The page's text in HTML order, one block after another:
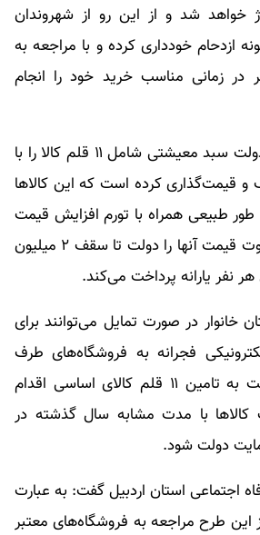
خواهد شد و از این رو از شهروندان
ازدحام خودداری کرده و با مراجعه به
در زمانی مناسب خرید خود را انجام
رحیم‌زاده عنوان کرد: دولت سبد معیشتی شامل ۱۱ قلم کالا را با
قیمت‌گذاری کرده است که این کالاها
طبیعی همراه با تورم افزایش قیمت
داشتند و از این رو تفاوت قیمت آنها را دولت تا سقف ۲ میلیون
خانوار در صورت تمایل می‌توانند برای
فجرانه به فروشگاه‌های طرف
قرارداد مراجعه و نسبت به تامین ۱۱ قلم کالای اساسی اقدام
با مدت مشابه سال گذشته در
دولت شود.
اجتماعی استان اردبیل گفت: به عبارت
این طرح مراجعه به فروشگاه‌های معتبر